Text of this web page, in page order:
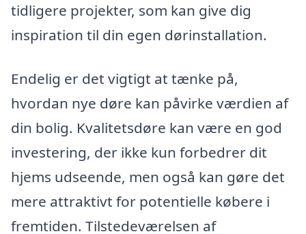
tidligere projekter, som kan give dig
inspiration til din egen dørinstallation.
Endelig er det vigtigt at tænke på,
hvordan nye døre kan påvirke værdien af
din bolig. Kvalitetsdøre kan være en god
investering, der ikke kun forbedrer dit
hjems udseende, men også kan gøre det
mere attraktivt for potentielle købere i
fremtiden. Tilstedeværelsen af